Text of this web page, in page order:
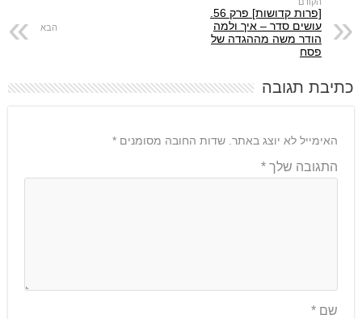
עושים סדר – איך ולמה
הודר משה מההגדה של
פסח
כתיבת תגובה
האימייל לא יוצג באתר. שדות החובה מסומנים *
התגובה שלך *
שם *